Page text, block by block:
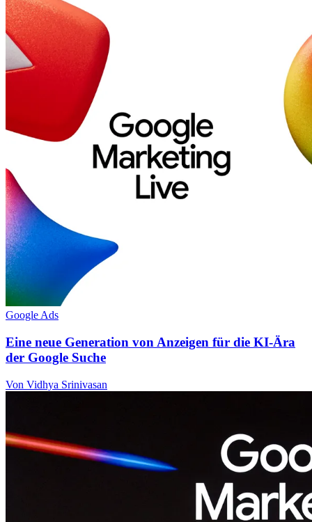
Google Ads
Eine neue Generation von Anzeigen für die KI-Ära
der Google Suche
Von Vidhya Srinivasan